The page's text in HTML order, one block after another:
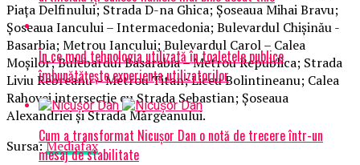
Piaţa Delfinului; Strada D-na Ghica; Şoseaua Mihai Bravu;
Şoseaua Iancului – Intermacedonia; Bulevardul Chişinău -
Basarbia; Metrou Iancului; Bulevardul Carol – Calea
Moşilor; Bulebardul Basarabia – Metrou Republica; Strada
Liviu Rebreanu – Metrou Titan; Liceu Bolintineanu; Calea
Rahovei intersecţie cu Strada Sebastian; Şoseaua
Alexandriei şi Strada Mărgeanului.
Sursa:Mediafax
În ce mod tehnologia utilizată în toaletele publice
îmbunătățește experiența utilizatorilor
Cum a transformat Nicușor Dan o notă de trecere într-un
mesaj de stabilitate